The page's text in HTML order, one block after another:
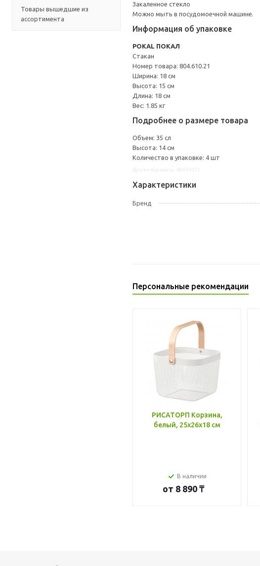
Товары вышедшие из
ассортимента
Закаленное стекло
Можно мыть в посудомоечной машине.
Информация об упаковке
POKAL ПОКАЛ
Стакан
Номер товара: 804.610.21
Ширина: 18 см
Высота: 15 см
Длина: 18 см
Вес: 1.85 кг
Подробнее о размере товара
Объем: 35 сл
Высота: 14 см
Количество в упаковке: 4 шт
Характеристики
Бренд
Персональные рекомендации
РИСАТОРП Корзина,
белый, 25x26x18 см
В наличии
от 8 890 ₸